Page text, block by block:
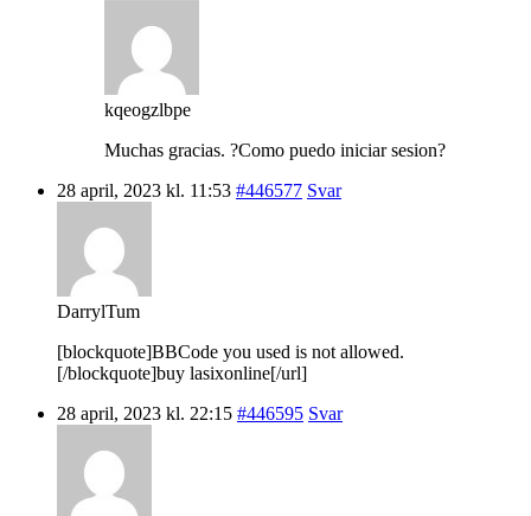
kqeogzlbpe
Muchas gracias. ?Como puedo iniciar sesion?
28 april, 2023 kl. 11:53 #446577 Svar
DarrylTum
[blockquote]BBCode you used is not allowed.
[/blockquote]buy lasixonline[/url]
28 april, 2023 kl. 22:15 #446595 Svar